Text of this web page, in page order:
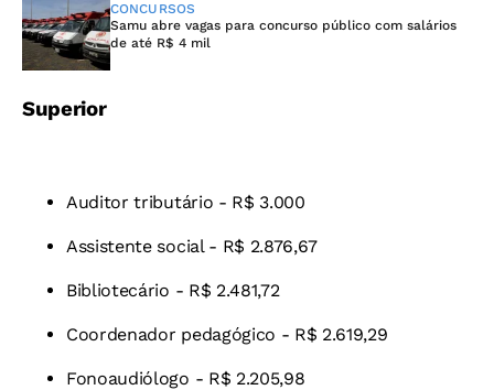
CONCURSOS
Samu abre vagas para concurso público com salários
de até R$ 4 mil
Superior
Auditor tributário - R$ 3.000
Assistente social - R$ 2.876,67
Bibliotecário - R$ 2.481,72
Coordenador pedagógico - R$ 2.619,29
Fonoaudiólogo - R$ 2.205,98